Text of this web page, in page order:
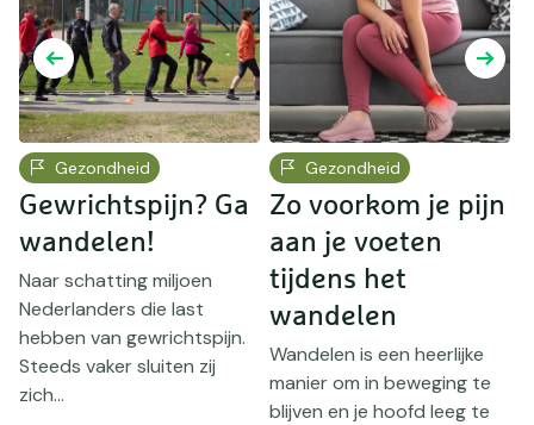
Gezondheid
Gewrichtspijn? Ga
wandelen!
Naar schatting miljoen
Nederlanders die last
hebben van gewrichtspijn.
Steeds vaker sluiten zij
zich...
Gezondheid
Zo voorkom je pijn
aan je voeten
tijdens het
wandelen
Wandelen is een heerlijke
manier om in beweging te
blijven en je hoofd leeg te